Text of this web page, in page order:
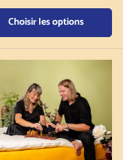
Choisir les options